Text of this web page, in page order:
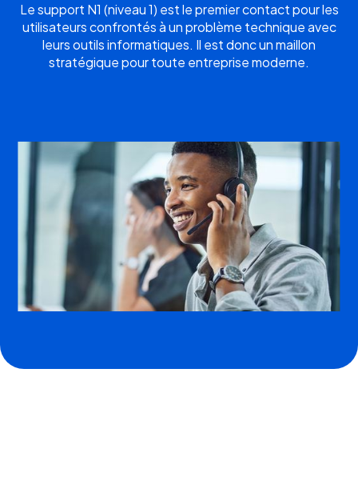
Le support N1 (niveau 1) est le premier contact pour les
utilisateurs confrontés à un problème technique avec
leurs outils informatiques. Il est donc un maillon
stratégique pour toute entreprise moderne.